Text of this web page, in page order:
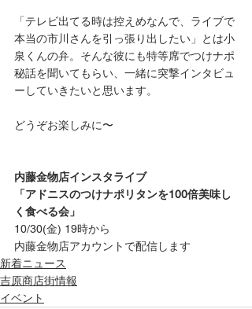
「テレビ出てる時は控えめなんで、ライブで
本当の市川さんを引っ張り出したい」とは小
泉くんの弁。そんな彼にも特等席でつけナポ
秘話を聞いてもらい、一緒に突撃インタビュ
ーしていきたいと思います。
どうぞお楽しみに〜
内藤金物店インスタライブ
「アドニスのつけナポリタンを100倍美味し
く食べる会」
10/30(金) 19時から
内藤金物店アカウントで配信します
新着ニュース
吉原商店街情報
イベント